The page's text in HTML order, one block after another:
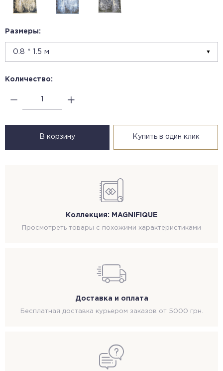
Размеры:
Количество:
В корзину Купить в один клик
Коллекция: MAGNIFIQUE
Просмотреть товары с похожими характеристиками
Доставка и оплата
Бесплатная доставка курьером заказов от 5000 грн.